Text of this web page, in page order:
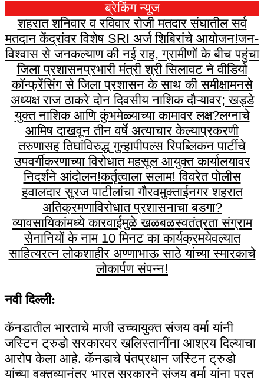
ब्रेकिंग न्यूज
शहरात शनिवार व रविवार रोजी मतदार संघातील सर्व
मतदान केंद्रांवर विशेष SRI अर्ज शिबिरांचे आयोजन!जन-
विश्वास से जनकल्याण की नई राह, ग्रामीणों के बीच पहुंचा
जिला प्रशासनप्रभारी मंत्री श्री सिलावट ने वीडियो
कॉन्फ्रेंसिंग से जिला प्रशासन के साथ की समीक्षामनसे
अध्यक्ष राज ठाकरे दोन दिवसीय नाशिक दौऱ्यावर; खड्डे
युक्त नाशिक आणि कुंभमेळ्याच्या कामावर लक्ष?लग्नाचे
आमिष दाखवून तीन वर्षे अत्याचार केल्याप्रकरणी
तरुणासह तिघांविरुद्ध गुन्हापीपल्स रिपब्लिकन पार्टीचे
उपवर्गीकरणाच्या विरोधात महसूल आयुक्त कार्यालयावर
निदर्शने आंदोलन!कर्तृत्वाला सलाम! विवरेत पोलीस
हवालदार सुरज पाटीलांचा गौरवमुक्ताईनगर शहरात
अतिक्रमणाविरोधात प्रशासनाचा बडगा?
व्यावसायिकांमध्ये कारवाईमुळे खळबळस्वतंत्रता संग्राम
सेनानियों के नाम 10 मिनट का कार्यक्रमयेवल्यात
साहित्यरत्न लोकशाहीर अण्णाभाऊ साठे यांच्या स्मारकाचे
लोकार्पण संपन्न!
नवी दिल्ली:
कॅनडातील भारताचे माजी उच्चायुक्त संजय वर्मा यांनी
जस्टिन ट्रुडो सरकारवर खलिस्तानींना आश्रय दिल्याचा
आरोप केला आहे. कॅनडाचे पंतप्रधान जस्टिन ट्रुडो
यांच्या वक्तव्यानंतर भारत सरकारने संजय वर्मा यांना परत